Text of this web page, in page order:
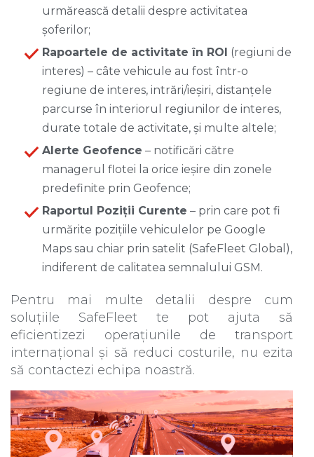
urmărească detalii despre activitatea
șoferilor;
Rapoartele de activitate în ROI (regiuni de
interes) – câte vehicule au fost într-o
regiune de interes, intrări/ieșiri, distanțele
parcurse în interiorul regiunilor de interes,
durate totale de activitate, și multe altele;
Alerte Geofence – notificări către
managerul flotei la orice ieșire din zonele
predefinite prin Geofence;
Raportul Poziții Curente – prin care pot fi
urmărite pozițiile vehiculelor pe Google
Maps sau chiar prin satelit (SafeFleet Global),
indiferent de calitatea semnalului GSM.
Pentru mai multe detalii despre cum
soluțiile SafeFleet te pot ajuta să
eficientizezi operațiunile de transport
internațional și să reduci costurile, nu ezita
să contactezi echipa noastră.